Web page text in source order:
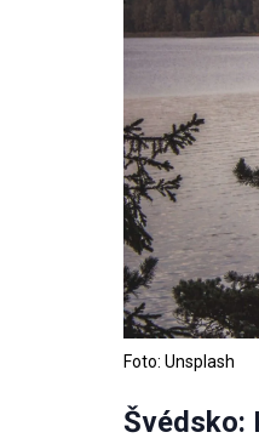
Foto: Unsplash
Švédsko: